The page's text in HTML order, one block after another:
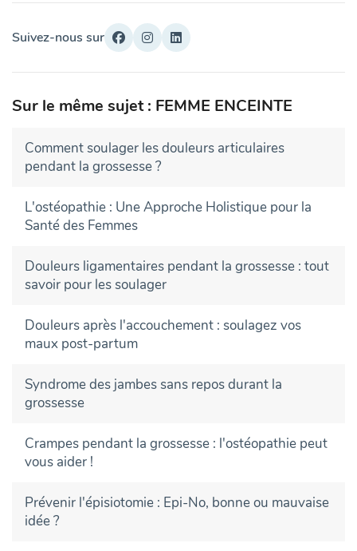
Suivez-nous sur
Sur le même sujet : FEMME ENCEINTE
Comment soulager les douleurs articulaires
pendant la grossesse ?
L'ostéopathie : Une Approche Holistique pour la
Santé des Femmes
Douleurs ligamentaires pendant la grossesse : tout
savoir pour les soulager
Douleurs après l'accouchement : soulagez vos
maux post-partum
Syndrome des jambes sans repos durant la
grossesse
Crampes pendant la grossesse : l'ostéopathie peut
vous aider !
Prévenir l'épisiotomie : Epi-No, bonne ou mauvaise
idée ?